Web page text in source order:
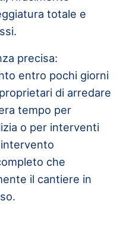
totale e
precisa:
entro pochi giorni
di arredare
tempo per
o per interventi
che
il cantiere in